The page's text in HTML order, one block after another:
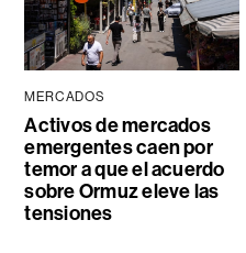
MERCADOS
Activos de mercados
emergentes caen por
temor a que el acuerdo
sobre Ormuz eleve las
tensiones